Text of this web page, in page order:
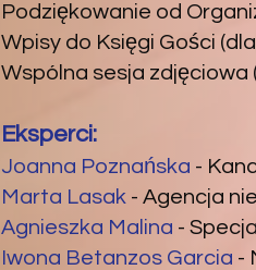
Podziękowanie od
Wpisy do Księgi Gości
Wspólna sesja zdjęciowa
Eksperci:
Joanna Poznańska -
Marta Lasak - Agencja
Agnieszka Malina -
Iwona Betanzos Garcia -